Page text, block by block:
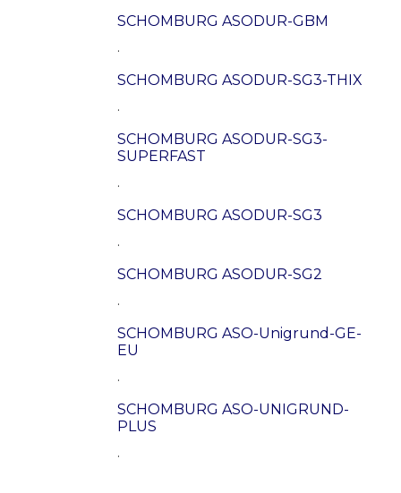
SCHOMBURG ASODUR-GBM
.
SCHOMBURG ASODUR-SG3-THIX
.
SCHOMBURG ASODUR-SG3-
SUPERFAST
.
SCHOMBURG ASODUR-SG3
.
SCHOMBURG ASODUR-SG2
.
SCHOMBURG ASO-Unigrund-GE-
EU
.
SCHOMBURG ASO-UNIGRUND-
PLUS
.